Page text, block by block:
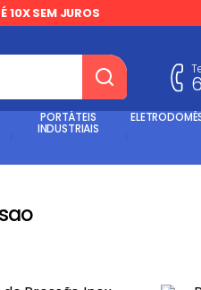
10X SEM JUROS
PORTÁTEIS
INDUSTRIAIS